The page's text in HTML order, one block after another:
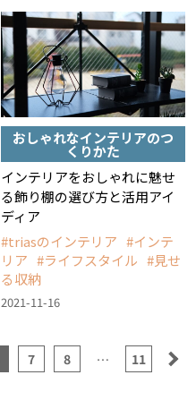
おしゃれなインテリアのつ
くりかた
インテリアをおしゃれに魅せ
る飾り棚の選び方と活用アイ
ディア
triasのインテリア
インテ
リア
ライフスタイル
見せ
る収納
2021-11-16
7 8 … 11